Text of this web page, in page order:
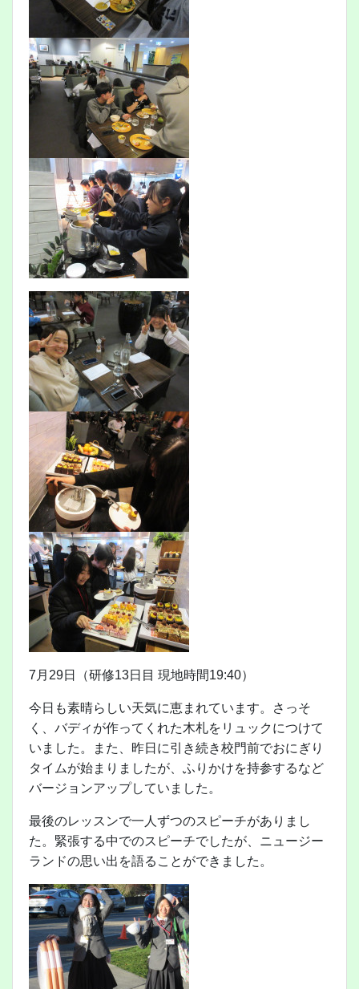
7月29日（研修13日目 現地時間19:40）
今日も素晴らしい天気に恵まれています。さっそ
く、バディが作ってくれた木札をリュックにつけて
いました。また、昨日に引き続き校門前でおにぎり
タイムが始まりましたが、ふりかけを持参するなど
バージョンアップしていました。
最後のレッスンで一人ずつのスピーチがありまし
た。緊張する中でのスピーチでしたが、ニュージー
ランドの思い出を語ることができました。